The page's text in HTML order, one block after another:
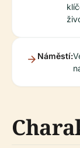
Náměstí: